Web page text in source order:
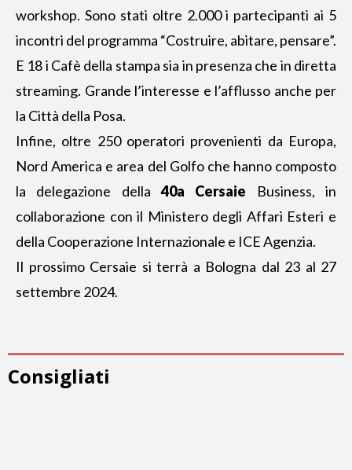
workshop. Sono stati oltre 2.000 i partecipanti ai 5
incontri del programma “Costruire, abitare, pensare”.
E 18 i Cafè della stampa sia in presenza che in diretta
streaming. Grande l’interesse e l’afflusso anche per
la Città della Posa.
Infine, oltre 250 operatori provenienti da Europa,
Nord America e area del Golfo che hanno composto
la delegazione della40a Cersaie Business, in
collaborazione con il Ministero degli Affari Esteri e
della Cooperazione Internazionale e ICE Agenzia.
Il prossimo Cersaie si terrà a Bologna dal 23 al 27
settembre 2024.
Consigliati